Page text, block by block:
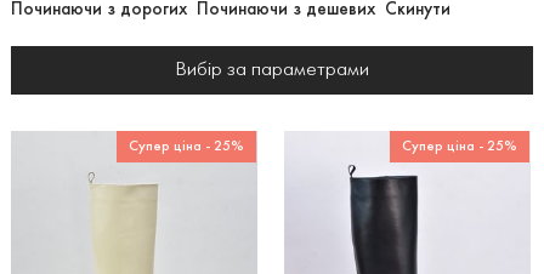
Починаючи з дорогих
Починаючи з дешевих Скинути
Вибір за параметрами
Супер ціна - 25% Супер ціна - 25%